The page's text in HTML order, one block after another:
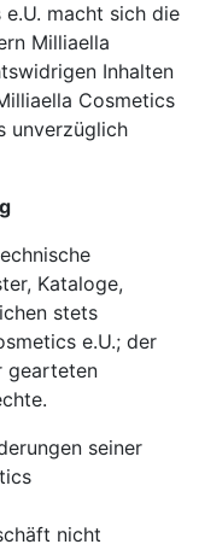
macht sich die
Milliaella
Inhalten
Cosmetics
unverzüglich
Kataloge,
stets
e.U.; der
gearteten
seiner
nicht